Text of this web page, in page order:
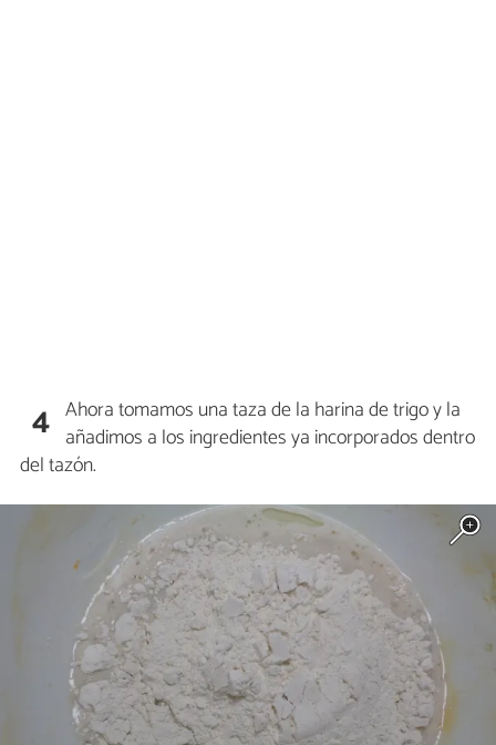
4 Ahora tomamos una taza de la harina de trigo y la
añadimos a los ingredientes ya incorporados dentro
del tazón.